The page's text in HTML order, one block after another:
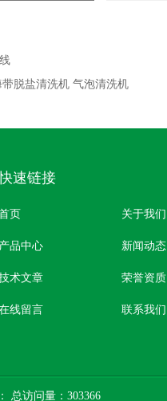
脱盐清洗机 气泡清洗机
速链接
页 关于我们
产品中心 新闻动态
术文章 荣誉资质
线留言 联系我们
总访问量：303366